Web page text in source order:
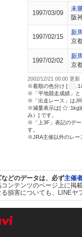
1997/03/09
未
阪
1997/02/15
新
京
1997/02/02
新
京
2002/12/21 00:00 更新
※着順の色分け [
※「平地競走成績」と
※「出走レース」は
※減量表示は[
:1kg
み）] です。
※「上3F」表記のデー
す。
※JRA主催以外のレー
どのデータは、必ず主催
ンテンツのページ上に掲
損害についても、LINEヤ